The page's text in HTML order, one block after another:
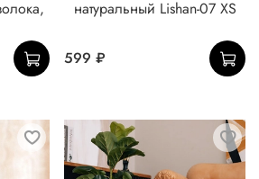
натуральный Lishan-07 XS
599 ₽